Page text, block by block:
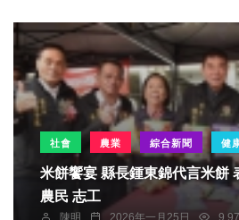
社會 農業 綜合新聞 健
米餅饗宴 縣長鍾東錦代言米餅 表揚後龍農會績優
農民 志工
陳明 2026年一月25日